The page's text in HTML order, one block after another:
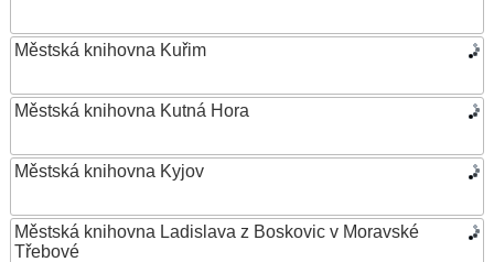
Městská knihovna Kuřim
Městská knihovna Kutná Hora
Městská knihovna Kyjov
Městská knihovna Ladislava z Boskovic v Moravské
Třebové